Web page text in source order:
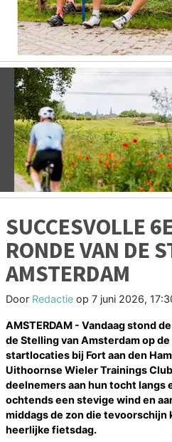
Vorige
SUCCESVOLLE
RONDE VAN DE
AMSTERDAM
Door Redactie op 7 juni 2026,
AMSTERDAM - Vandaag stond
de Stelling van Amsterdam op
startlocaties bij Fort aan den
Uithoornse Wieler Trainings
deelnemers aan hun tocht langs
ochtends een stevige wind en
middags de zon die tevoorschijn
heerlijke fietsdag.